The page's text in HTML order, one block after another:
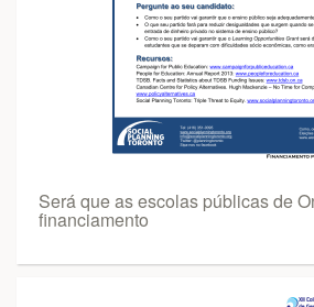
Será que as escolas públicas de
financiamento